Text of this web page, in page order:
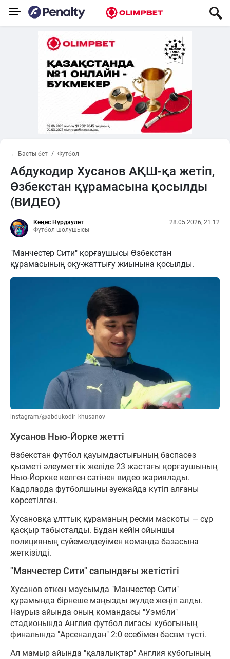
← Басты бет Футбол
Абдукодир Хусанов АҚШ-қа жетіп,
Өзбекстан құрамасына қосылды
(ВИДЕО)
Кеңес Нұрдаулет
Футбол шолушысы
28.05.2026, 21:12
"Манчестер Сити" қорғаушысы Өзбекстан
құрамасының оқу-жаттығу жиынына қосылды.
instagram/@abdukodir_khusanov
Хусанов Нью-Йорке жетті
Өзбекстан футбол қауымдастығының баспасөз
қызметі әлеуметтік желіде 23 жастағы қорғаушының
Нью-Йоркке келген сәтінен видео жариялады.
Кадрларда футболшыны әуежайда күтіп алғаны
көрсетілген.
Хусановқа ұлттық құраманың ресми маскоты — сұр
қасқыр табысталды. Бұдан кейін ойыншы
полицияның сүйемелдеуімен команда базасына
жеткізілді.
"Манчестер Сити" сапындағы жетістігі
Хусанов өткен маусымда "Манчестер Сити"
құрамында бірнеше маңызды жүлде жеңіп алды.
Наурыз айында оның командасы "Уэмбли"
стадионында Англия футбол лигасы кубогының
финалында "Арсеналдан" 2:0 есебімен басвм түсті.
Ал мамыр айында "қалалықтар" Англия кубогының